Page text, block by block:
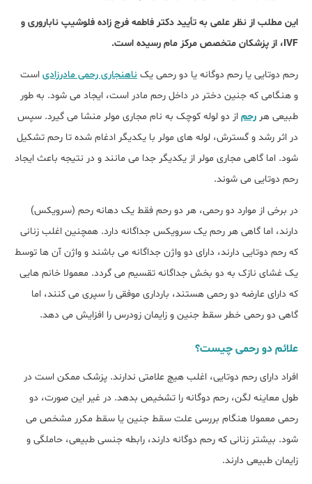
این مطلب از نظر علمی به تأیید دکتر فاطمه فرج زاده فلوشیپ ناباروری و
IVF، از پزشکان متخصص مرکز مام رسیده است.
رحم دوتایی یا رحم دوگانه یا دو رحمی یک ناهنجاری رحمی مادرزادی است
و هنگامی که جنین دختر در داخل رحم مادر است، ایجاد می شود. به طور
طبیعی هر رحم از دو لوله کوچک به نام مجاری مولر منشا می گیرد. سپس
در اثر رشد و گسترش، لوله های مولر با یکدیگر ادغام شده تا رحم تشکیل
شود. اما گاهی مجاری مولر از یکدیگر جدا می مانند و در نتیجه باعث ایجاد
رحم دوتایی می شوند.
در برخی از موارد دو رحمی، هر دو رحم فقط یک دهانه رحم (سرویکس)
دارند، اما گاهی هر رحم یک سرویکس جداگانه دارد. همچنین اغلب زنانی
که رحم دوتایی دارند، دارای دو واژن جداگانه می باشند و واژن آن ها توسط
یک غشای نازک به دو بخش جداگانه تقسیم می گردد. معمولا خانم هایی
که دارای عارضه دو رحمی هستند، بارداری موفقی را سپری می کنند، اما
گاهی دو رحمی خطر سقط جنین و زایمان زودرس را افزایش می دهد.
علائم دو رحمی چیست؟
افراد دارای رحم دوتایی، اغلب هیچ علامتی ندارند. پزشک ممکن است در
طول معاینه لگن، رحم دوگانه را تشخیص بدهد. در غیر این صورت، دو
رحمی معمولا هنگام بررسی علت سقط جنین یا سقط مکرر مشخص می
شود. بیشتر زنانی که رحم دوگانه دارند، رابطه جنسی طبیعی، حاملگی و
زایمان طبیعی دارند.